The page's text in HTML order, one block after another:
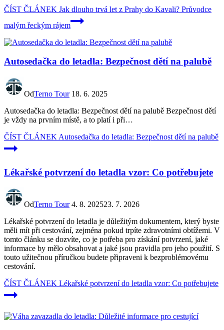
ČÍST ČLÁNEK Jak dlouho trvá let z Prahy do Kavali? Průvodce
malým řeckým rájem
Autosedačka do letadla: Bezpečnost dětí na palubě
OdTerno Tour 18. 6. 2025
Autosedačka do letadla: Bezpečnost dětí na palubě Bezpečnost dětí
je vždy na prvním místě, a to platí i při…
ČÍST ČLÁNEK Autosedačka do letadla: Bezpečnost dětí na palubě
Lékařské potvrzení do letadla vzor: Co potřebujete
OdTerno Tour 4. 8. 202523. 7. 2026
Lékařské potvrzení do letadla je důležitým dokumentem, který byste
měli mít při cestování, zejména pokud trpíte zdravotními obtížemi. V
tomto článku se dozvíte, co je potřeba pro získání potvrzení, jaké
informace by mělo obsahovat a jaké jsou pravidla pro jeho použití. S
touto užitečnou příručkou budete připraveni k bezproblémovému
cestování.
ČÍST ČLÁNEK Lékařské potvrzení do letadla vzor: Co potřebujete